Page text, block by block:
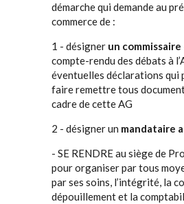
démarche qui demande au
commerce de :
1 - désigner un
compte-rendu des débats à
éventuelles déclarations
faire remettre tous
cadre de cette AG
2 - désigner un mandataire
- SE RENDRE au siège de
pour organiser par tous
par ses soins, l’intégrité, la
dépouillement et la